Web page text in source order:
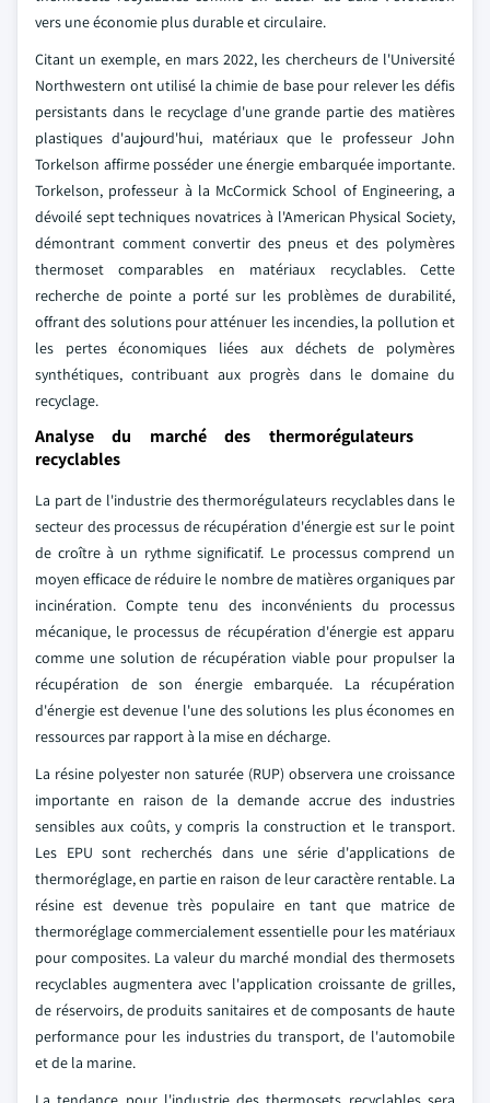
vers une économie plus durable et circulaire.
Citant un exemple, en mars 2022, les chercheurs de l'Université
Northwestern ont utilisé la chimie de base pour relever les défis
persistants dans le recyclage d'une grande partie des matières
plastiques d'aujourd'hui, matériaux que le professeur John
Torkelson affirme posséder une énergie embarquée importante.
Torkelson, professeur à la McCormick School of Engineering, a
dévoilé sept techniques novatrices à l'American Physical Society,
démontrant comment convertir des pneus et des polymères
thermoset comparables en matériaux recyclables. Cette
recherche de pointe a porté sur les problèmes de durabilité,
offrant des solutions pour atténuer les incendies, la pollution et
les pertes économiques liées aux déchets de polymères
synthétiques, contribuant aux progrès dans le domaine du
recyclage.
Analyse du marché des thermorégulateurs
recyclables
La part de l'industrie des thermorégulateurs recyclables dans le
secteur des processus de récupération d'énergie est sur le point
de croître à un rythme significatif. Le processus comprend un
moyen efficace de réduire le nombre de matières organiques par
incinération. Compte tenu des inconvénients du processus
mécanique, le processus de récupération d'énergie est apparu
comme une solution de récupération viable pour propulser la
récupération de son énergie embarquée. La récupération
d'énergie est devenue l'une des solutions les plus économes en
ressources par rapport à la mise en décharge.
La résine polyester non saturée (RUP) observera une croissance
importante en raison de la demande accrue des industries
sensibles aux coûts, y compris la construction et le transport.
Les EPU sont recherchés dans une série d'applications de
thermoréglage, en partie en raison de leur caractère rentable. La
résine est devenue très populaire en tant que matrice de
thermoréglage commercialement essentielle pour les matériaux
pour composites. La valeur du marché mondial des thermosets
recyclables augmentera avec l'application croissante de grilles,
de réservoirs, de produits sanitaires et de composants de haute
performance pour les industries du transport, de l'automobile
et de la marine.